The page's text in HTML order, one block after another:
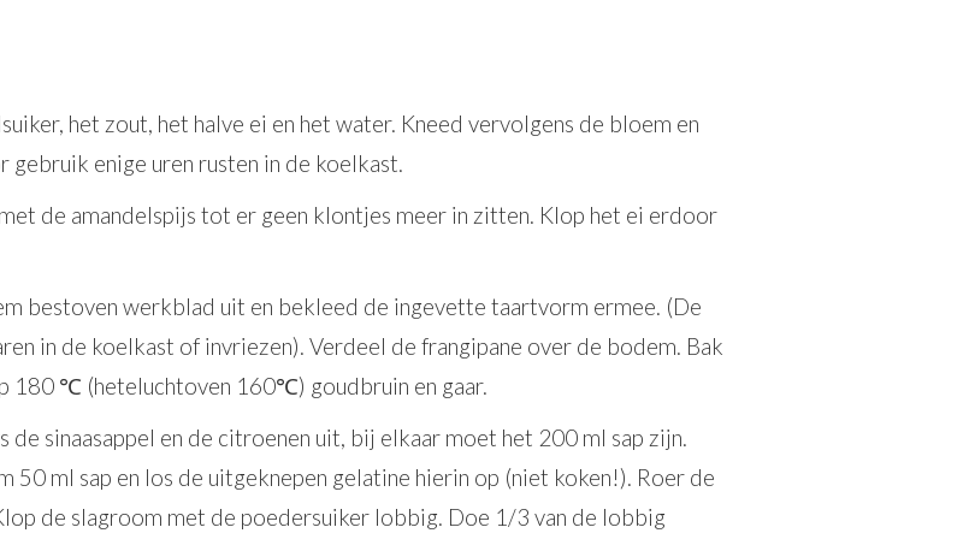
het zout, het halve ei en het water. Kneed vervolgens de bloem en
enige uren rusten in de koelkast.
de amandelspijs tot er geen klontjes meer in zitten. Klop het ei erdoor
bestoven werkblad uit en bekleed de ingevette taartvorm ermee. (De
in de koelkast of invriezen). Verdeel de frangipane over de bodem. Bak
180 ℃ (heteluchtoven 160℃) goudbruin en gaar.
sinaasappel en de citroenen uit, bij elkaar moet het 200 ml sap zijn.
50 ml sap en los de uitgeknepen gelatine hierin op (niet koken!). Roer de
de slagroom met de poedersuiker lobbig. Doe 1/3 van de lobbig